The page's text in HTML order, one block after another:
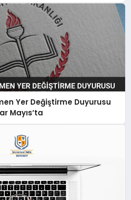
Yer Değiştirme Duyurusu
Mayıs’ta